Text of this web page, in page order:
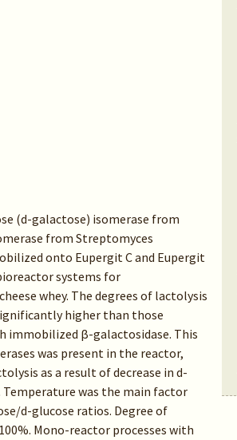
(d-galactose) isomerase from
from Streptomyces
onto Eupergit C and Eupergit
systems for
whey. The degrees of lactolysis
higher than those
immobilized β-galactosidase. This
was present in the reactor,
as a result of decrease in d-
was the main factor
d-glucose ratios. Degree of
Mono-reactor processes with